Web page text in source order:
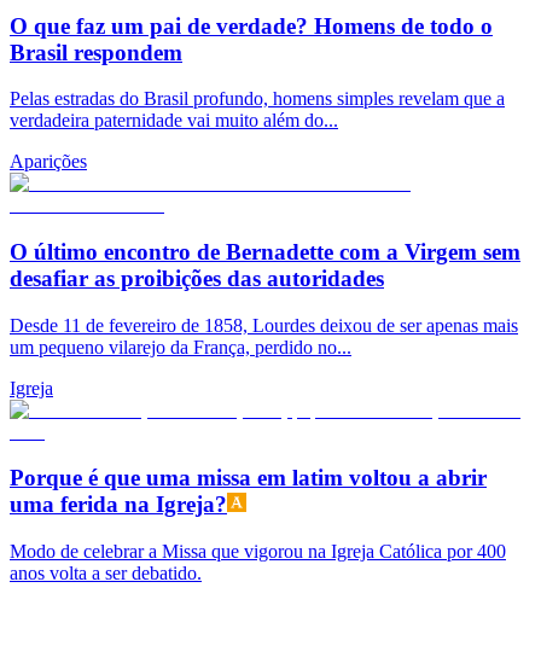
O que faz um pai de verdade? Homens de todo o
Brasil respondem
Pelas estradas do Brasil profundo, homens simples revelam que a
verdadeira paternidade vai muito além do...
Aparições
O último encontro de Bernadette com a Virgem sem
desafiar as proibições das autoridades
Desde 11 de fevereiro de 1858, Lourdes deixou de ser apenas mais
um pequeno vilarejo da França, perdido no...
Igreja
Porque é que uma missa em latim voltou a abrir
uma ferida na Igreja?
Modo de celebrar a Missa que vigorou na Igreja Católica por 400
anos volta a ser debatido.